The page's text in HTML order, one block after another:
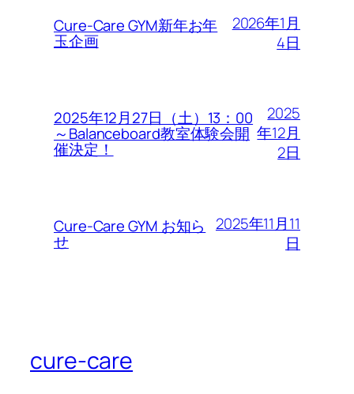
Cure-Care GYM新年お年
玉企画
2026年1月
4日
2025年12月27日（土）13：00
～Balanceboard教室体験会開
催決定！
2025
年12月
2日
Cure-Care GYM お知ら
せ
2025年11月11
日
cure-care